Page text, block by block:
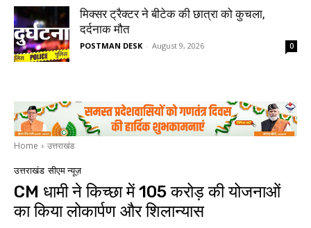
मिक्सर ट्रैक्टर ने बीटेक की छात्रा को कुचला,
दर्दनाक मौत
POSTMAN DESK - August 9, 2026 0